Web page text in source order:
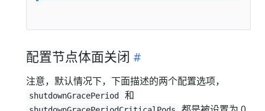
配置节点体面关闭
注意，默认情况下，下面描述的两个配置选项，
shutdownGracePeriod 和